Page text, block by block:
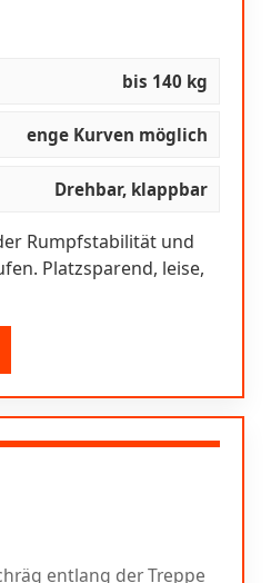
bis 140 kg
enge Kurven möglich
Drehbar, klappbar
Rumpfstabilität und
Platzsparend, leise,
entlang der Treppe